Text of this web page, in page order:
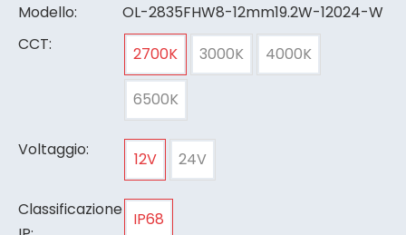
Modello:
OL-2835FHW8-12mm19.2W-12024-W
CCT:
2700K 3000K 4000K
6500K
Voltaggio: 12V 24V
Classificazione IP68